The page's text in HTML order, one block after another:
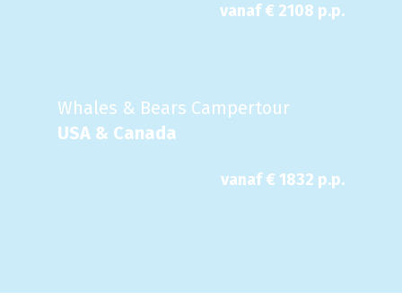
vanaf € 2108 p.p.
Whales & Bears Campertour
USA & Canada
vanaf € 1832 p.p.